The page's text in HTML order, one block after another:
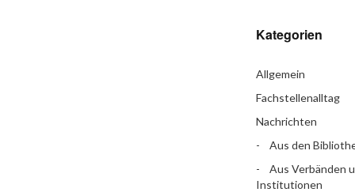
Kategorien
Allgemein
Fachstellenalltag
Nachrichten
Aus den
Aus Verbänden
Institutionen